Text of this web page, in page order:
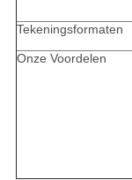
Tekeningsformaten
Onze Voordelen